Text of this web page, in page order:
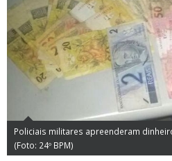
Policiais militares apreenderam
(Foto: 24º BPM)